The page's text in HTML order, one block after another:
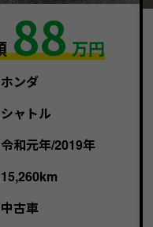
88 万円
ホンダ
シャトル
令和元年/2019年
15,260km
中古車